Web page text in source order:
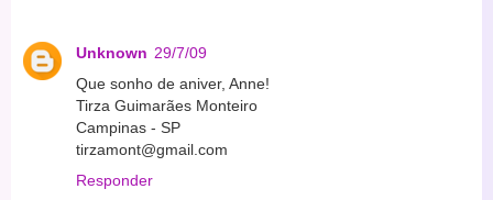
Unknown 29/7/09
Que sonho de aniver, Anne!
Tirza Guimarães Monteiro
Campinas - SP
tirzamont@gmail.com
Responder